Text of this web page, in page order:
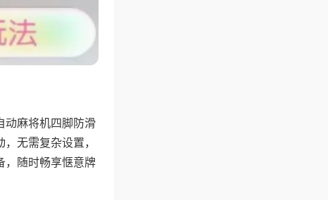
动麻将机四脚防滑
无需复杂设置，
，随时畅享惬意牌